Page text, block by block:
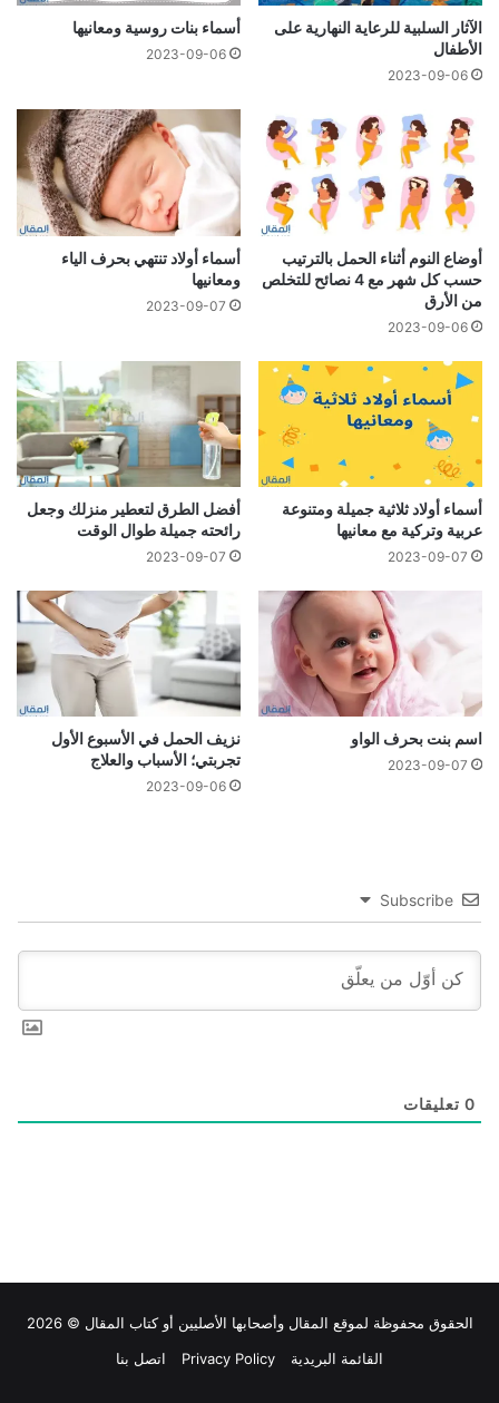
الآثار السلبية للرعاية النهارية على
الأطفال
2023-09-06
أسماء بنات روسية ومعانيها
2023-09-06
أوضاع النوم أثناء الحمل بالترتيب
حسب كل شهر مع 4 نصائح للتخلص
من الأرق
2023-09-06
أسماء أولاد تنتهي بحرف الياء
ومعانيها
2023-09-07
أسماء أولاد ثلاثية جميلة ومتنوعة
عربية وتركية مع معانيها
2023-09-07
أفضل الطرق لتعطير منزلك وجعل
رائحته جميلة طوال الوقت
2023-09-07
اسم بنت بحرف الواو
2023-09-07
نزيف الحمل في الأسبوع الأول
تجربتي؛ الأسباب والعلاج
2023-09-06
Subscribe
0 تعليقات
الحقوق محفوظة لموقع المقال وأصحابها الأصليين أو كتاب المقال © 2026
القائمة البريدية
Privacy Policy اتصل بنا